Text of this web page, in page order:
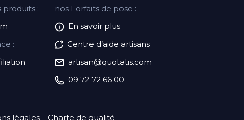
produits :
:
nos Forfaits de pose :
En savoir plus
Centre d’aide artisans
artisan@quotatis.com
09 72 72 66 00
légales– Charte de qualité